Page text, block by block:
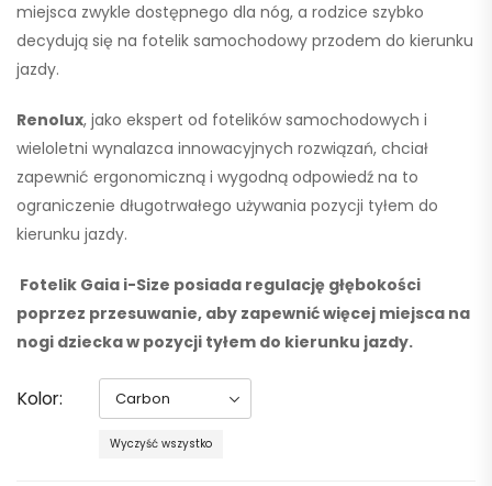
miejsca zwykle dostępnego dla nóg, a rodzice szybko
decydują się na fotelik samochodowy przodem do kierunku
jazdy.
Renolux, jako ekspert od fotelików samochodowych i
wieloletni wynalazca innowacyjnych rozwiązań, chciał
zapewnić ergonomiczną i wygodną odpowiedź na to
ograniczenie długotrwałego używania pozycji tyłem do
kierunku jazdy.
Fotelik Gaia i-Size posiada regulację głębokości
poprzez przesuwanie, aby zapewnić więcej miejsca na
nogi dziecka w pozycji tyłem do kierunku jazdy.
Kolor
Wyczyść wszystko